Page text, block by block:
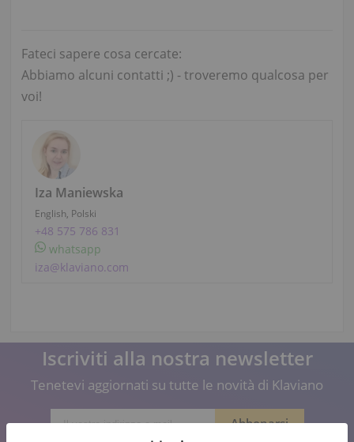
Fateci sapere cosa cercate:
Abbiamo alcuni contatti ;) - troveremo qualcosa per
voi!
Iza Maniewska
English, Polski
+48 575 786 831
whatsapp
iza@klaviano.com
Iscriviti alla nostra newsletter
Tenetevi aggiornati su tutte le novità di Klaviano